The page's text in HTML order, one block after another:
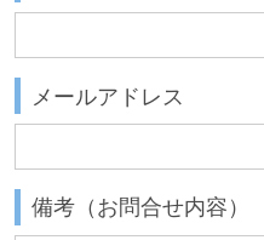
メールアドレス
備考（お問合せ内容）